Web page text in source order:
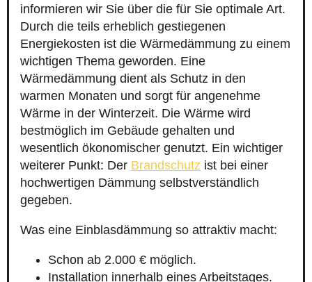
informieren wir Sie über die für Sie optimale Art.
Durch die teils erheblich gestiegenen
Energiekosten ist die Wärmedämmung zu einem
wichtigen Thema geworden. Eine
Wärmedämmung dient als Schutz in den
warmen Monaten und sorgt für angenehme
Wärme in der Winterzeit. Die Wärme wird
bestmöglich im Gebäude gehalten und
wesentlich ökonomischer genutzt. Ein wichtiger
weiterer Punkt: Der Brandschutz ist bei einer
hochwertigen Dämmung selbstverständlich
gegeben.
Was eine Einblasdämmung so attraktiv macht:
Schon ab 2.000 € möglich.
Installation innerhalb eines Arbeitstages.